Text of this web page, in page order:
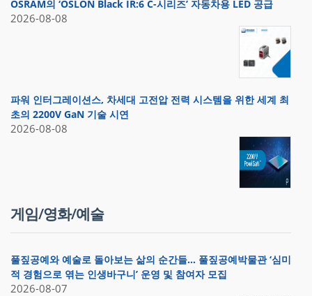
OSRAM의 ‘OSLON Black IR:6 C-시리즈’ 자동차용 LED 공급
2026-08-08
파워 인터그레이션스, 차세대 고전압 전력 시스템을 위한 세계 최
초의 2200V GaN 기술 시연
2026-08-08
게임/영화/예술
풀짚공예와 예술로 돌아보는 삶의 순간들… 풀짚공예박물관 ‘심미
적 경험으로 엮는 인생바구니’ 운영 및 참여자 모집
2026-08-07